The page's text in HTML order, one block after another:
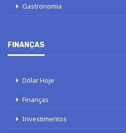
Gastronomia
FINANÇAS
Dólar Hoje
Finanças
Investimentos